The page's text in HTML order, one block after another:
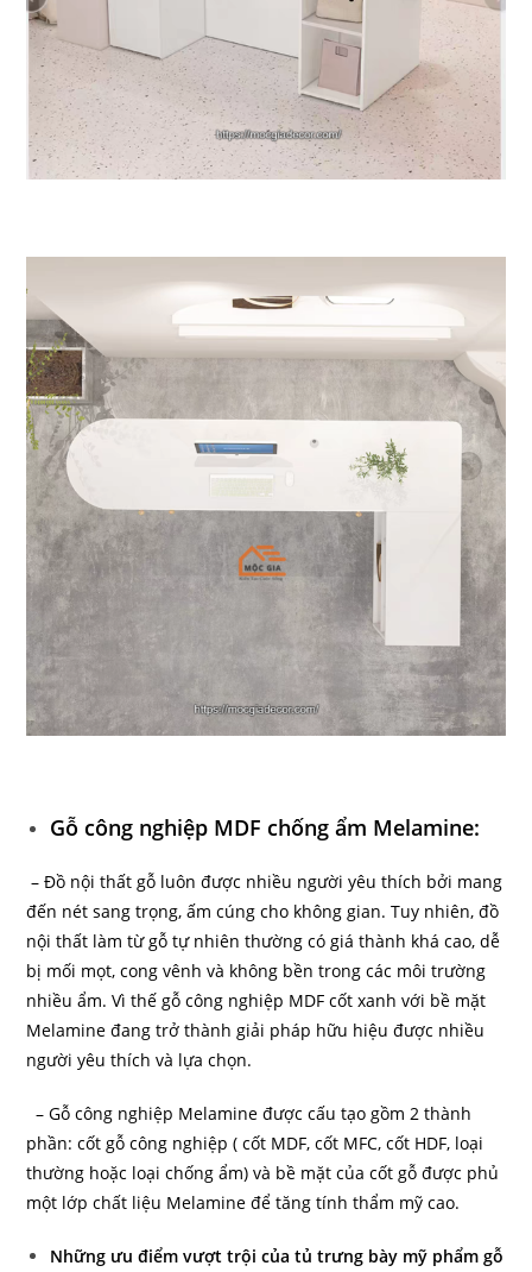
Gỗ công nghiệp MDF chống ẩm Melamine:
– Đồ nội thất gỗ luôn được nhiều người yêu thích bởi mang
đến nét sang trọng, ấm cúng cho không gian. Tuy nhiên, đồ
nội thất làm từ gỗ tự nhiên thường có giá thành khá cao, dễ
bị mối mọt, cong vênh và không bền trong các môi trường
nhiều ẩm. Vì thế gỗ công nghiệp MDF cốt xanh với bề mặt
Melamine đang trở thành giải pháp hữu hiệu được nhiều
người yêu thích và lựa chọn.
– Gỗ công nghiệp Melamine được cấu tạo gồm 2 thành
phần: cốt gỗ công nghiệp ( cốt MDF, cốt MFC, cốt HDF, loại
thường hoặc loại chống ẩm) và bề mặt của cốt gỗ được phủ
một lớp chất liệu Melamine để tăng tính thẩm mỹ cao.
Những ưu điểm vượt trội của tủ trưng bày mỹ phẩmgỗ